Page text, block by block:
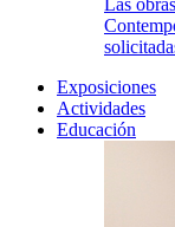
Exposiciones
Actividades
Educación